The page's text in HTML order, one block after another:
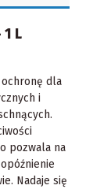
L
dla
i
pozwala na
Nadaje się